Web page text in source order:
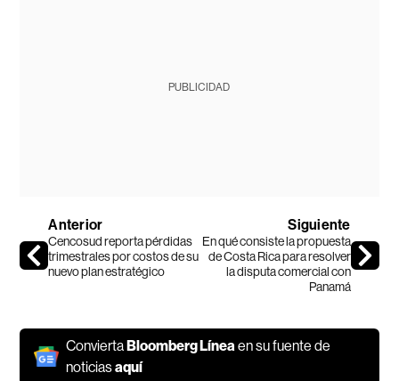
PUBLICIDAD
Anterior
Cencosud reporta pérdidas
trimestrales por costos de su
nuevo plan estratégico
Siguiente
En qué consiste la propuesta
de Costa Rica para resolver
la disputa comercial con
Panamá
ConviertaBloomberg Línea en su fuente de
noticiasaquí